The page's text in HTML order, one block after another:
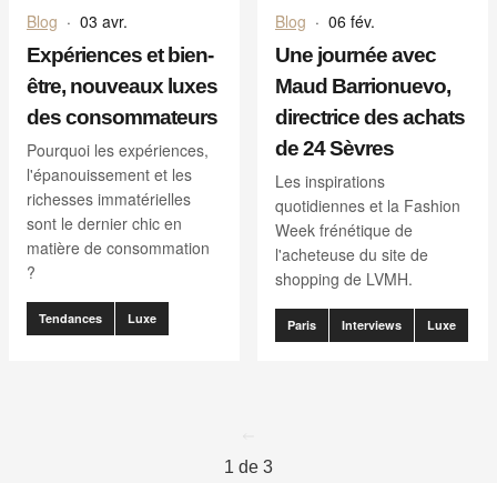
Blog · 03 avr.
Expériences et bien-
être, nouveaux luxes
des consommateurs
Pourquoi les expériences,
l'épanouissement et les
richesses immatérielles
sont le dernier chic en
matière de consommation
?
Tendances Luxe
Blog · 06 fév.
Une journée avec
Maud Barrionuevo,
directrice des achats
de 24 Sèvres
Les inspirations
quotidiennes et la Fashion
Week frénétique de
l'acheteuse du site de
shopping de LVMH.
Paris Interviews Luxe
1 de 3